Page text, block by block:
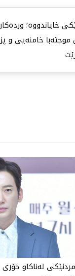
خایاندووە؛
موجتەبا خامنەیی و
مردنێكی لەناكاو